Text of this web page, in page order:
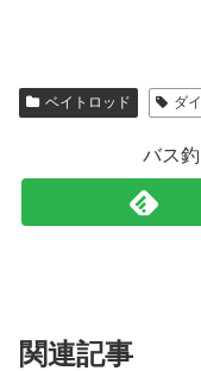
ベイトロッド ダ
バス
関連記事